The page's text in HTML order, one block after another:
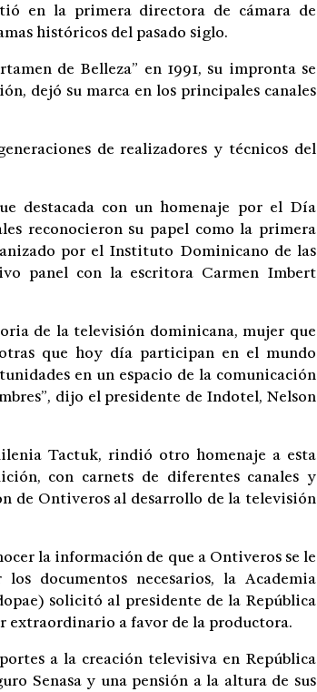
en la primera directora de cámara de
históricos del pasado siglo.
de Belleza” en 1991, su impronta se
dejó su marca en los principales canales
de realizadores y técnicos del
destacada con un homenaje por el Día
reconocieron su papel como la primera
por el Instituto Dominicano de las
panel con la escritora Carmen Imbert
de la televisión dominicana, mujer que
que hoy día participan en el mundo
en un espacio de la comunicación
dijo el presidente de Indotel, Nelson
Tactuk, rindió otro homenaje a esta
con carnets de diferentes canales y
de Ontiveros al desarrollo de la televisión
la información de que a Ontiveros se le
documentos necesarios, la Academia
solicitó al presidente de la República
extraordinario a favor de la productora.
a la creación televisiva en República
Senasa y una pensión a la altura de sus